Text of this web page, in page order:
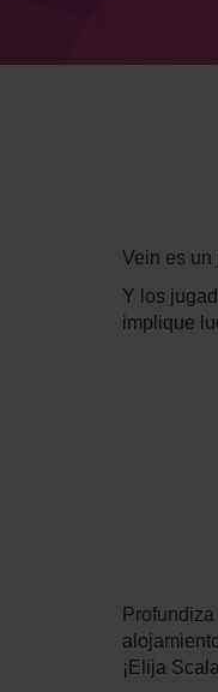
Vein es un
Y los
implique
¡Elija